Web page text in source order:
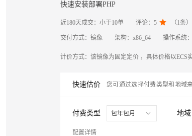
快速安装部署PHP
近180天成交： 小于10单 评论： 5  （1条）
交付方式： 镜像 架构： x86_64 操作系统：
计价方式： 该镜像为固定定价 ，具体价格以ECS
快速估价 您可通过选择付费类型和地域
付费类型 包年包月 地域
配置详情